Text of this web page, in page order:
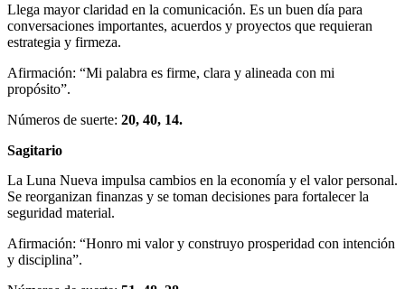
Llega mayor claridad en la comunicación. Es un buen día para
conversaciones importantes, acuerdos y proyectos que requieran
estrategia y firmeza.
Afirmación: “Mi palabra es firme, clara y alineada con mi
propósito”.
Números de suerte: 20, 40, 14.
Sagitario
La Luna Nueva impulsa cambios en la economía y el valor personal.
Se reorganizan finanzas y se toman decisiones para fortalecer la
seguridad material.
Afirmación: “Honro mi valor y construyo prosperidad con intención
y disciplina”.